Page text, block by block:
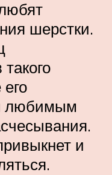
шерстки.
любимым
и